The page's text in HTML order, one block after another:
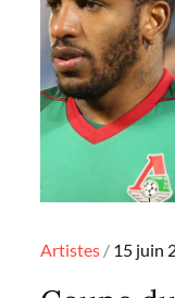
Artistes Posted
15 juin